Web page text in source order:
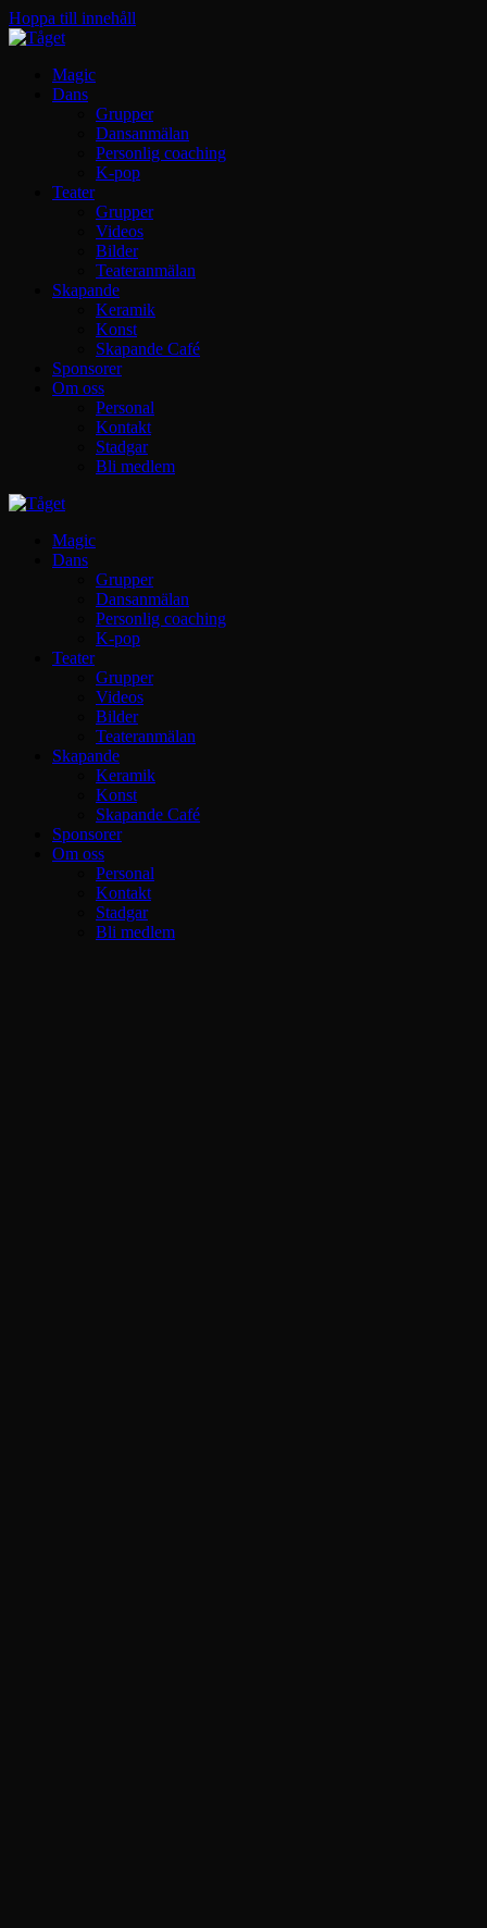
Hoppa till innehåll
Magic
Dans
Grupper
Dansanmälan
Personlig coaching
K-pop
Teater
Grupper
Videos
Bilder
Teateranmälan
Skapande
Keramik
Konst
Skapande Café
Sponsorer
Om oss
Personal
Kontakt
Stadgar
Bli medlem
Magic
Dans
Grupper
Dansanmälan
Personlig coaching
K-pop
Teater
Grupper
Videos
Bilder
Teateranmälan
Skapande
Keramik
Konst
Skapande Café
Sponsorer
Om oss
Personal
Kontakt
Stadgar
Bli medlem